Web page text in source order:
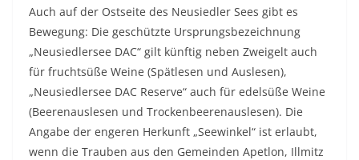
Auch auf der Ostseite des Neusiedler Sees gibt es
Bewegung: Die geschützte Ursprungsbezeichnung
„Neusiedlersee DAC“ gilt künftig neben Zweigelt auch
für fruchtsüße Weine (Spätlesen und Auslesen),
„Neusiedlersee DAC Reserve“ auch für edelsüße Weine
(Beerenauslesen und Trockenbeerenauslesen). Die
Angabe der engeren Herkunft „Seewinkel“ ist erlaubt,
wenn die Trauben aus den Gemeinden Apetlon, Illmitz